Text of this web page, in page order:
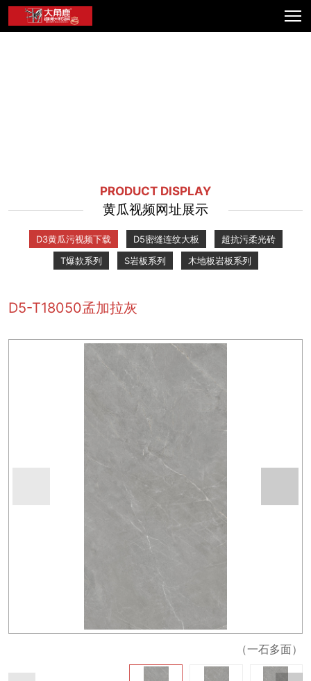
PRODUCT DISPLAY
黄瓜视频网址展示
D3黄瓜污视频下载 D5密缝连纹大板
超抗污柔光砖
T爆款系列
S岩板系列 木地板岩板系列
D5-T18050孟加拉灰
（一石多面）